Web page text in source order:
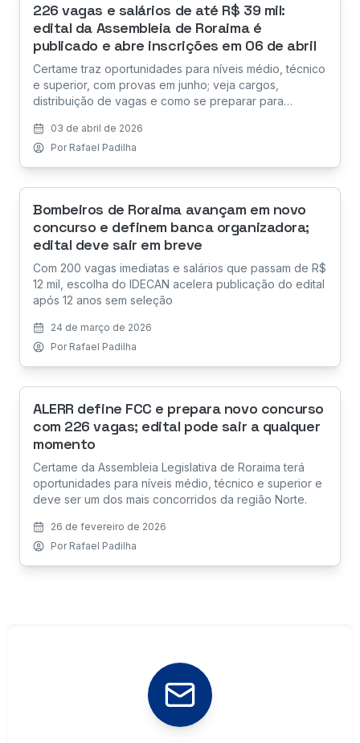
226 vagas e salários de até R$ 39 mil:
edital da Assembleia de Roraima é
publicado e abre inscrições em 06 de abril
Certame traz oportunidades para níveis médio, técnico
e superior, com provas em junho; veja cargos,
distribuição de vagas e como se preparar para
03 de abril de 2026
Por Rafael Padilha
Bombeiros de Roraima avançam em novo
concurso e definem banca organizadora;
edital deve sair em breve
Com 200 vagas imediatas e salários que passam de R$
12 mil, escolha do IDECAN acelera publicação do edital
após 12 anos sem seleção
24 de março de 2026
Por Rafael Padilha
ALERR define FCC e prepara novo concurso
com 226 vagas; edital pode sair a qualquer
momento
Certame da Assembleia Legislativa de Roraima terá
oportunidades para níveis médio, técnico e superior e
deve ser um dos mais concorridos da região Norte.
26 de fevereiro de 2026
Por Rafael Padilha